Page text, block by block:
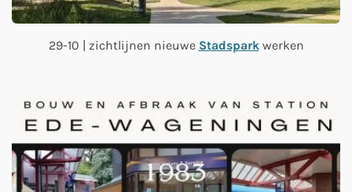
29-10 | zichtlijnen nieuwe Stadsparkwerken